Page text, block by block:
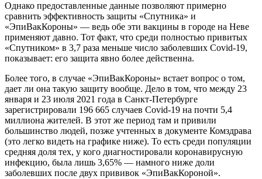
Однако предоставленные данные позволяют примерно
сравнить эффективность защиты «Спутника» и
«ЭпиВакКороны» — ведь обе эти вакцины в городе на Неве
применяют давно. Тот факт, что среди полностью привитых
«Спутником» в 3,7 раза меньше число заболевших Covid-19,
показывает: его защита явно более действенна.
Более того, в случае «ЭпиВакКороны» встает вопрос о том,
дает ли она такую защиту вообще. Дело в том, что между 23
января и 23 июля 2021 года в Санкт-Петербурге
зарегистрировали 196 665 случаев Covid-19 на почти 5,4
миллиона жителей. В этот же период там и привили
большинство людей, позже учтенных в документе Комздрава
(это легко видеть на графике ниже). То есть среди популяции
средняя доля тех, у кого диагностировали коронавирусную
инфекцию, была лишь 3,65% — намного ниже доли
заболевших после двух прививок «ЭпиВакКороной».